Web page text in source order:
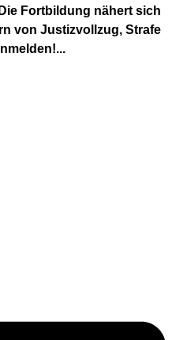
Fortbildung nähert sich
von Justizvollzug, Strafe